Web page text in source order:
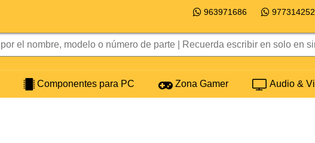
963971686 977314252
Componentes para PC Zona Gamer Audio &